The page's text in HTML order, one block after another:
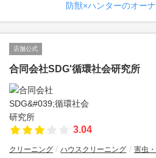
防獣×ハンターのオー
店舗公式
合同会社SDG'循環社会研究所
3.04
クリーニング ハウスクリーニング
害虫